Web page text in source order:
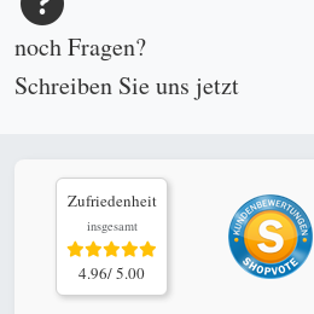
noch Fragen?
Schreiben Sie uns jetzt
Zufriedenheit
insgesamt
4.96/ 5.00